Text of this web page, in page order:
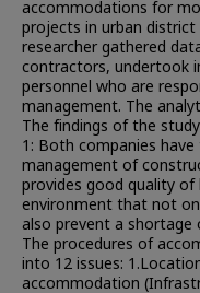
accommodations for
projects in urban district
researcher gathered
contractors, undertook
personnel who are
management. The
The findings of the
1: Both companies
management of
provides good quality of
environment that not
also prevent a
The procedures of
into 12 issues:
accommodation